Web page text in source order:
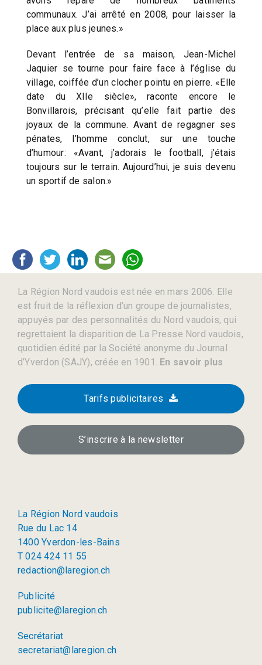
communaux. J’ai arrêté en 2008, pour laisser la
place aux plus jeunes.»
Devant l’entrée de sa maison, Jean-Michel
Jaquier se tourne pour faire face à l’église du
village, coiffée d’un clocher pointu en pierre. «Elle
date du XIIe siècle», raconte encore le
Bonvillarois, précisant qu’elle fait partie des
joyaux de la commune. Avant de regagner ses
pénates, l’homme conclut, sur une touche
d’humour: «Avant, j’adorais le football, j’étais
toujours sur le terrain. Aujourd’hui, je suis devenu
un sportif de salon.»
La Région Nord vaudois est née en mars 2006. Elle
est fruit de la réflexion d’un groupe de journalistes,
appuyés par des personnalités du Nord vaudois, qui
regrettaient la disparition de La Presse Nord vaudois,
quotidien édité par la Société anonyme du Journal
d’Yverdon (SAJY), créée en 1901. En savoir plus
Tarifs publicitaires
S’inscrire à la newsletter
La Région Nord vaudois
Rue du Lac 14
1400 Yverdon-les-Bains
T 024 424 11 55
redaction@laregion.ch
Publicité
publicite@laregion.ch
Secrétariat
secretariat@laregion.ch